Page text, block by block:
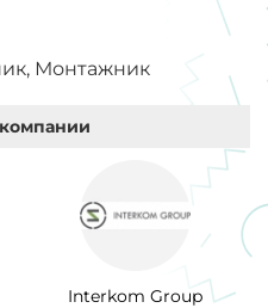
Монтажник
Interkom Group